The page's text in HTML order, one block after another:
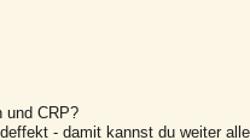
und CRP?
- damit kannst du weiter